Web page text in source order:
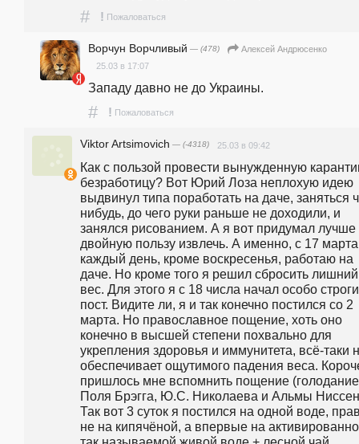
# ! Пожаловаться
Ворчун Ворчливый — (478)
Алексей Андрюсенко
25.03 в 17:07
Западу давно не до Украины.
# ! Пожаловаться
Viktor Artsimovich — (-4318) 25.03 в 09:42
Как с пользой провести вынужденную
безработицу? Вот Юрий Лоза неплохую идею
выдвинул типа поработать на даче, заняться
нибудь, до чего руки раньше не доходили, и
занялся рисованием. А я вот придумал
двойную пользу извлечь. А именно, с 17
каждый день, кроме воскресенья, работаю на
даче. Но кроме того я решил сбросить лишний
вес. Для этого я с 18 числа начал особо
пост. Видите ли, я и так конечно постился со 2
марта. Но православное пощение, хоть оно
конечно в высшей степени похвально для
укрепления здоровья и иммунитета, всё-таки
обеспечивает ощутимого падения веса.
пришлось мне вспомнить пощение
Поля Брэгга, Ю.С. Николаева и Альмы
Так вот 3 суток я постился на одной воде,
не на кипячёной, а впервые на